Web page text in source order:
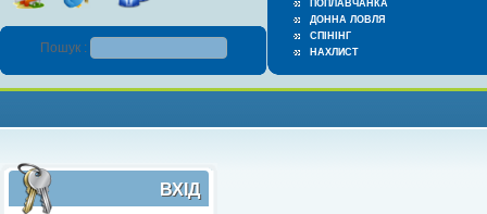
ПОПЛАВЧАНКА
ДОННА ЛОВЛЯ
СПІНІНГ
НАХЛИСТ
Пошук :
ВХІД